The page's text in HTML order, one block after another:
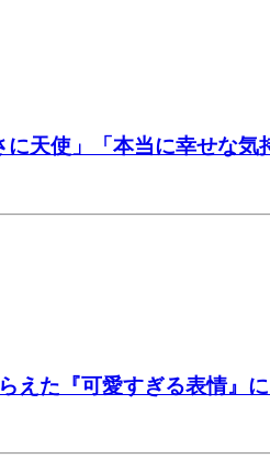
天使」「本当に幸せな
た『可愛すぎる表情』